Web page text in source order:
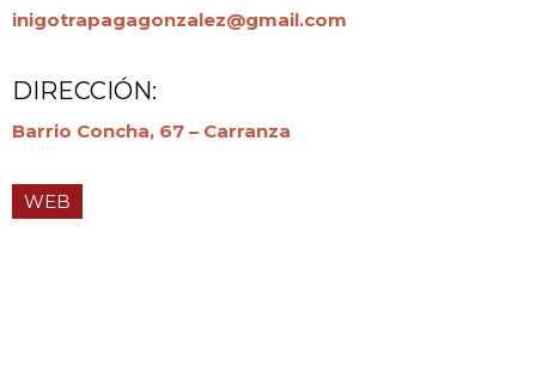
inigotrapagagonzalez@gmail.com
DIRECCIÓN:
Barrio Concha, 67 – Carranza
WEB